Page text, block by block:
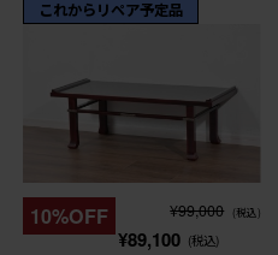
これからリペア予定品
10%OFF ¥99,000 (税込)
¥89,100 (税込)